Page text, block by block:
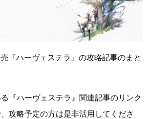
『ハーヴェステラ』の攻略記事のまと
『ハーヴェステラ』関連記事のリンク
攻略予定の方は是非活用してくださ